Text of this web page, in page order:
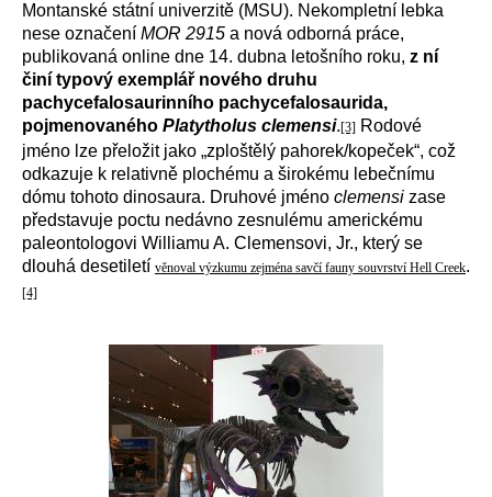
Montanské státní univerzitě (MSU). Nekompletní lebka
nese označení MOR 2915 a nová odborná práce,
publikovaná online dne 14. dubna letošního roku, z ní
činí typový exemplář nového druhu
pachycefalosaurinního pachycefalosaurida,
pojmenovaného Platytholus clemensi.[3] Rodové
jméno lze přeložit jako „zploštělý pahorek/kopeček“, což
odkazuje k relativně plochému a širokému lebečnímu
dómu tohoto dinosaura. Druhové jméno clemensi zase
představuje poctu nedávno zesnulému americkému
paleontologovi Williamu A. Clemensovi, Jr., který se
dlouhá desetiletí věnoval výzkumu zejména savčí fauny souvrství Hell Creek.
[4]